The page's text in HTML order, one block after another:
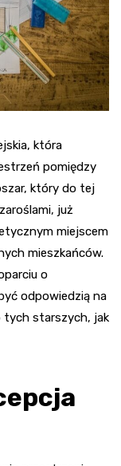
która
pomiędzy
który do tej
już
miejscem
mieszkańców.
o
odpowiedzią na
tych starszych, jak